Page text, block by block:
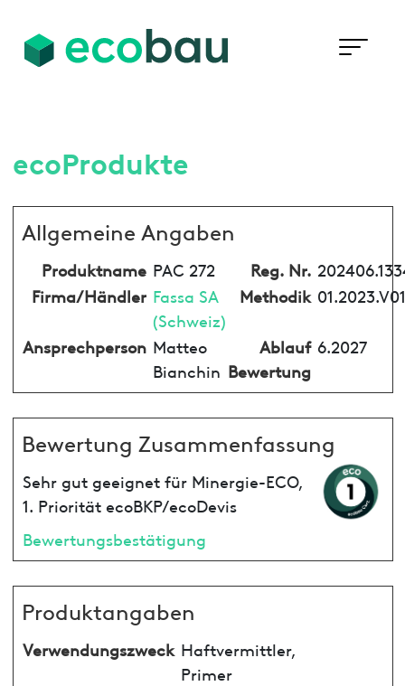
ecoProdukte
Allgemeine Angaben
Produktname PAC 272 Reg. Nr.
Firma/Händler Fassa SA
(Schweiz)
Methodik 01.2023.V01
Ansprechperson Matteo
Bianchin
Ablauf
Bewertung
6.2027
Bewertung Zusammenfassung
Sehr gut geeignet für Minergie-ECO,
1. Priorität ecoBKP/ecoDevis
Bewertungsbestätigung
Produktangaben
Verwendungszweck Haftvermittler,
Primer